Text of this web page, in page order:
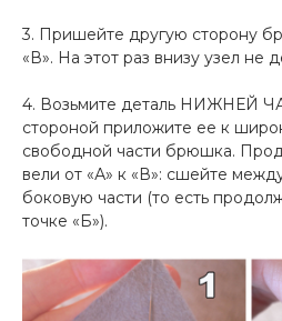
3. Пришейте другую сторону
«В». На этот раз внизу узел не
4. Возьмите деталь НИЖНЕЙ
стороной приложите ее к
свободной части брюшка.
вели от «А» к «В»: сшейте
боковую части (то есть
точке «Б»).